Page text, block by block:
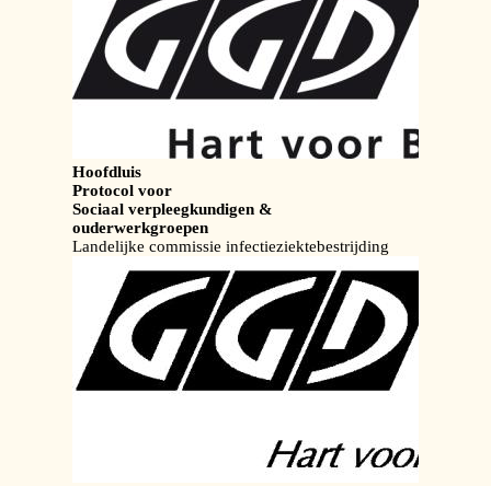
Hoofdluis
Protocol voor
Sociaal verpleegkundigen &
ouderwerkgroepen
Landelijke commissie infectieziektebestrijding